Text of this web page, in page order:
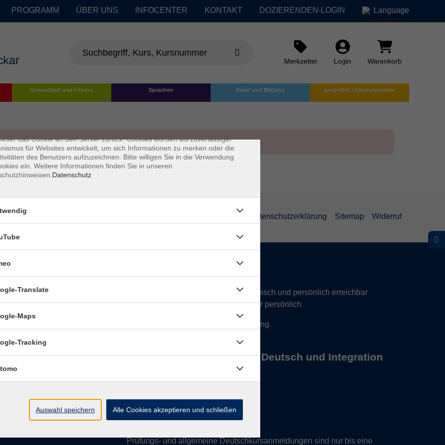
PROGRAMM ÜBER UNS INFOCENTER KONTAKT DOZIERENDEN-LOGIN Language
Merkzettel Login Warenkorb
Gesundheit und Fitness Sprachen Beruf und Bildung jungeVHS / Elternakademie
Datenschutzerklärung Sitemap Widerruf
Öffnungszeiten:
9–12.30 Uhr telefonisch und persönlich erreichbar
Mo–Do nachmittags:13.30–17 Uhr nur persönlich
Termine für Beratung nach Vereinbarung.
Öffnungszeiten des Büros Deutsch und Integration
Mi9-12 Uhr
Do & Frgeschlossen
Prüfungs- und allgemeine Deutschkursanmeldungen sind nur bis eine
sind kleine Datenmengen, die von einer Website gesendet und vom
das Cookie an den Server zurück. Cookies wurden als zuverlässiger
für Websites entwickelt, um sich Informationen zu merken oder die
des Benutzers aufzuzeichnen. Bitte willigen Sie in die Verwendung
ein. Weitere Informationen finden Sie in unseren
Datenschutz
×
Translate
Maps
Tracking
Auswahl speichern Alle Cookies akzeptieren und schließen